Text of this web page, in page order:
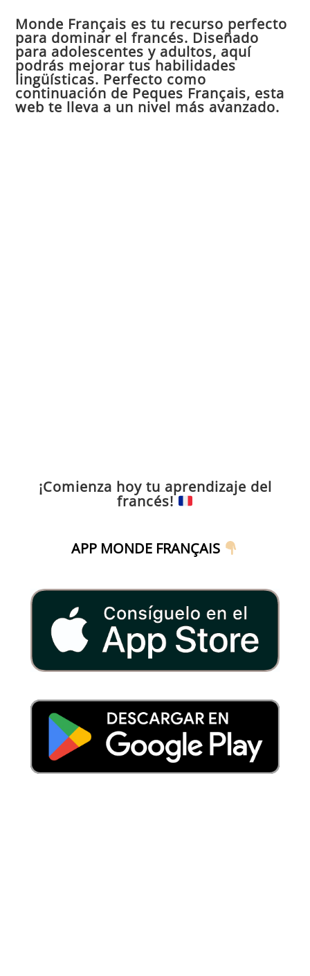
Monde Français es tu recurso perfecto
para dominar el francés. Diseñado
para adolescentes y adultos, aquí
podrás mejorar tus habilidades
lingüísticas. Perfecto como
continuación de Peques Français, esta
web te lleva a un nivel más avanzado.
¡Comienza hoy tu aprendizaje del
francés!
APP MONDE FRANÇAIS